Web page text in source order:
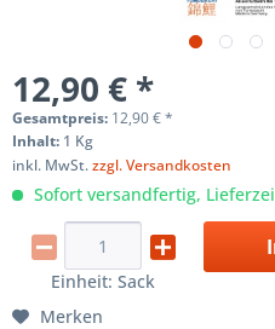
12,90 € *
Gesamtpreis: 12,90€*
Inhalt: 1 Kg
inkl. MwSt.zzgl. Versandkosten
Sofort versandfertig,
Einheit: Sack
Merken